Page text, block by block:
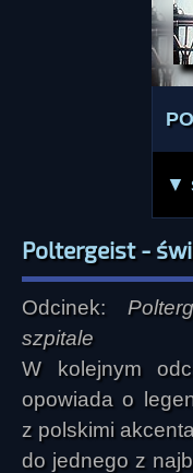
▼
Poltergeist -
Odcinek:
szpitale
W kolejnym
opowiada o
z polskimi
do jednego z